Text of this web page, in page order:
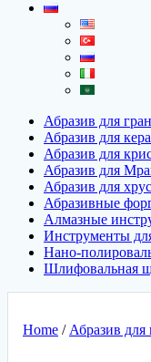
Абразив для
Абразив для
Абразив для
Абразив для
Абразив для
Абразивные
Алмазные
Инструменты
Нано-
Шлифовальная
Home / Абразив для